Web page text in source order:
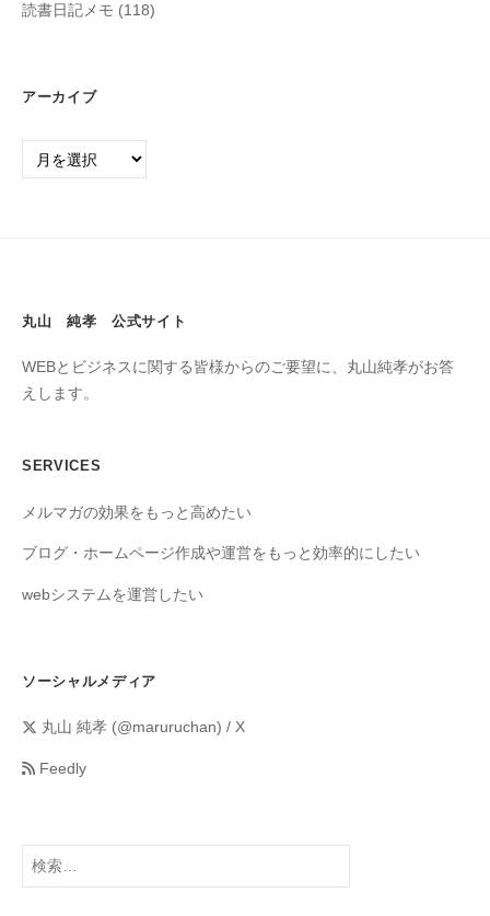
読書日記メモ (118)
アーカイブ
丸山 純孝 公式サイト
WEBとビジネスに関する皆様からのご要望に、丸山純孝がお答
えします。
SERVICES
メルマガの効果をもっと高めたい
ブログ・ホームページ作成や運営をもっと効率的にしたい
webシステムを運営したい
ソーシャルメディア
丸山 純孝 (@maruruchan) / X
Feedly